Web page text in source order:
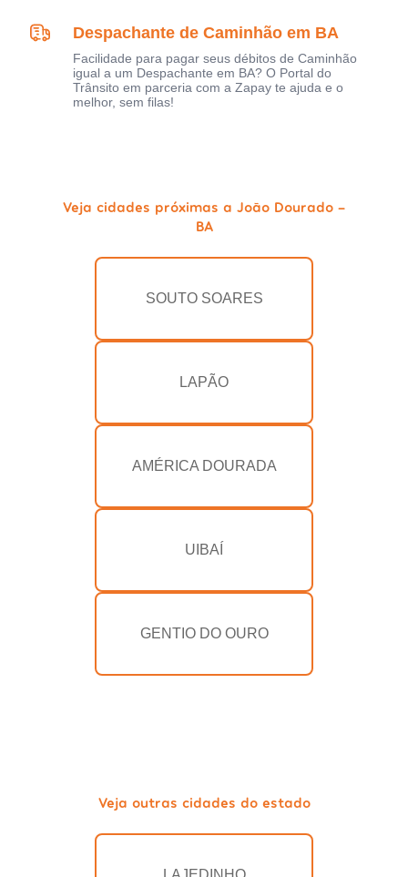
Despachante de Caminhão em BA
Facilidade para pagar seus débitos de Caminhão
igual a um Despachante em BA? O Portal do
Trânsito em parceria com a Zapay te ajuda e o
melhor, sem filas!
Veja cidades próximas a João Dourado -
BA
SOUTO SOARES
LAPÃO
AMÉRICA DOURADA
UIBAÍ
GENTIO DO OURO
Veja outras cidades do estado